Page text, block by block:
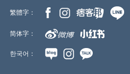
繁體字：
简体字：
한국어：